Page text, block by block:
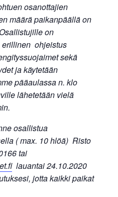
osanottajien
määrä paikanpäällä on
on
erillinen ohjeistus
sekä
ja käytetään
pääaulassa n. klo
lähetetään vielä
osallistua
( max. 10 hlöä) Risto
tai
lauantai 24.10.2020
jotta kaikki paikat